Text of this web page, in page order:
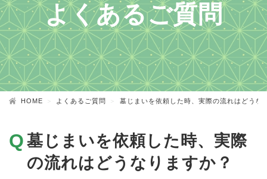
よくあるご質問
HOME よくあるご質問 墓じまいを依頼した時、実際の流れはどうな
墓じまいを依頼した時、実際
の流れはどうなりますか？